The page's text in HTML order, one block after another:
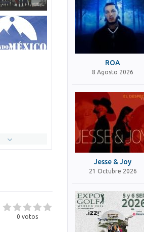
0 votos
ROA
8 Agosto 2026
Jesse & Joy
21 Octubre 2026